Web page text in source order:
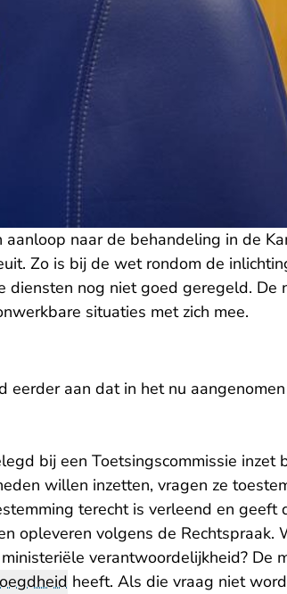
aanloop naar de behandeling in de
Zo is bij de wet rondom de
diensten nog niet goed geregeld. De
situaties met zich mee.
eerder aan dat in het nu
bij een Toetsingscommissie inzet
willen inzetten, vragen ze
terecht is verleend en geeft
opleveren volgens de Rechtspraak.
verantwoordelijkheid? De
heeft. Als die vraag niet